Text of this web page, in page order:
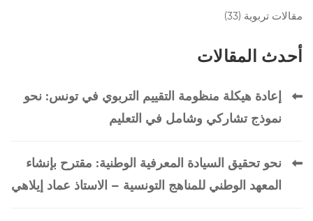
مقالات تربوية (33)
أحدث المقالات
إعادة هيكلة منظومة التقييم التربوي في تونس: نحو
نموذج تشاركي وشامل في التعليم
نحو تحقيق السيادة المعرفية الوطنية: مقترح بإنشاء
المعهد الوطني للمناهج التونسية – الاستاذ عماد إيلاهي